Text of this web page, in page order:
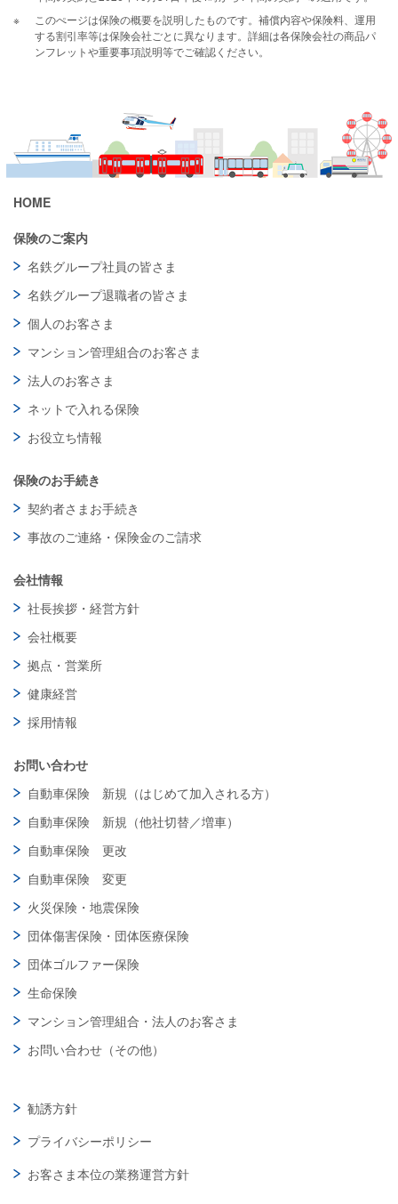
※
このぺージは保険の概要を説明したものです。補償内容や保険料、運用
する割引率等は保険会社ごとに異なります。詳細は各保険会社の商品パ
ンフレットや重要事項説明等でご確認ください。
HOME
保険のご案内
名鉄グループ社員の皆さま
名鉄グループ退職者の皆さま
個人のお客さま
マンション管理組合のお客さま
法人のお客さま
ネットで入れる保険
お役立ち情報
保険のお手続き
契約者さまお手続き
事故のご連絡・保険金のご請求
会社情報
社長挨拶・経営方針
会社概要
拠点・営業所
健康経営
採用情報
お問い合わせ
自動車保険 新規（はじめて加入される方）
自動車保険 新規（他社切替／増車）
自動車保険 更改
自動車保険 変更
火災保険・地震保険
団体傷害保険・団体医療保険
団体ゴルファー保険
生命保険
マンション管理組合・法人のお客さま
お問い合わせ（その他）
勧誘方針
プライバシーポリシー
お客さま本位の業務運営方針